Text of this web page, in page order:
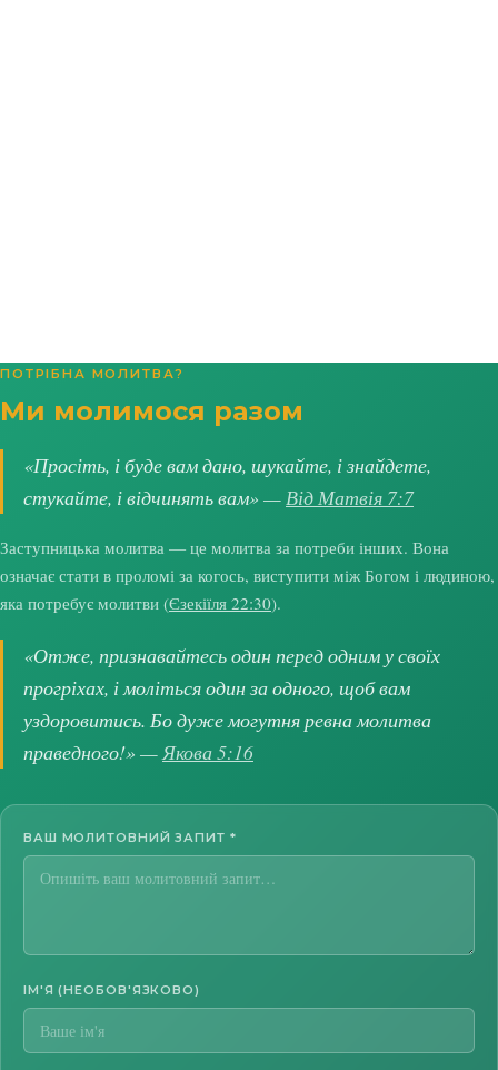
ПОТРІБНА МОЛИТВА?
Ми молимося разом
«Просіть, і буде вам дано, шукайте, і знайдете,
стукайте, і відчинять вам» —Від Матвія 7:7
Заступницька молитва — це молитва за потреби інших. Вона
означає стати в проломі за когось, виступити між Богом і людиною,
яка потребує молитви (Єзекіїля 22:30).
«Отже, признавайтесь один перед одним у своїх
прогріхах, і моліться один за одного, щоб вам
уздоровитись. Бо дуже могутня ревна молитва
праведного!» —Якова 5:16
ВАШ МОЛИТОВНИЙ ЗАПИТ *
ІМ'Я (НЕОБОВ'ЯЗКОВО)